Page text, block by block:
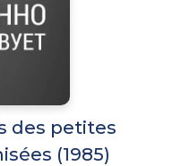
des petites
(1985)